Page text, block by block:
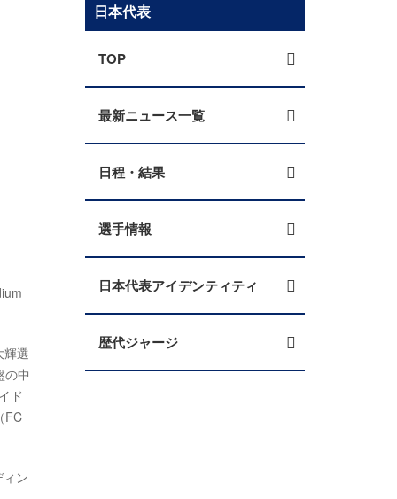
輝選
の中
ド
FC
ン
日本代表
TOP
最新ニュース一覧
日程・結果
選手情報
日本代表アイデンティティ
歴代ジャージ